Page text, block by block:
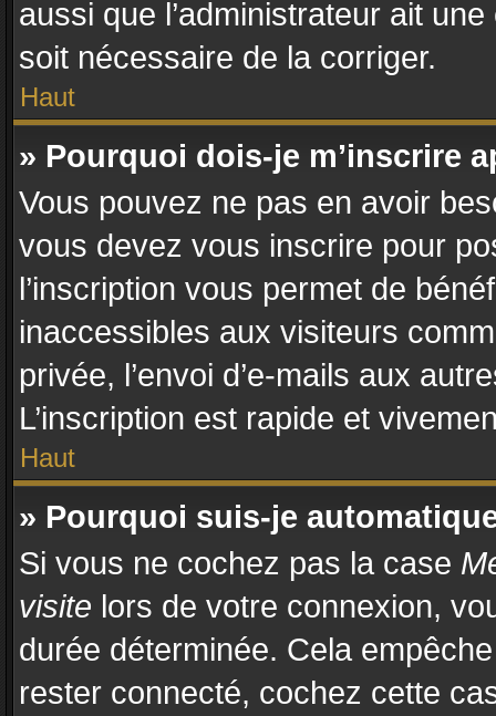
aussi que l’administrateur ait
soit nécessaire de la corriger.
Haut
» Pourquoi dois-je m’inscrire
Vous pouvez ne pas en avoir
vous devez vous inscrire pour
l’inscription vous permet de
inaccessibles aux visiteurs
privée, l’envoi d’e-mails aux
L’inscription est rapide et
Haut
» Pourquoi suis-je
Si vous ne cochez pas la case
visite lors de votre connexion,
durée déterminée. Cela
rester connecté, cochez cette